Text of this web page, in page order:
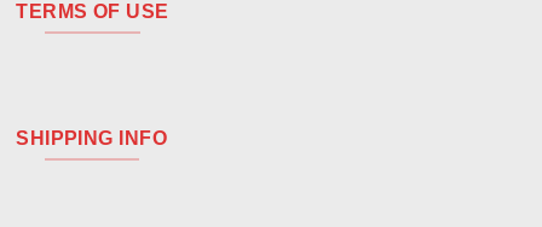
TERMS OF USE
SHIPPING INFO